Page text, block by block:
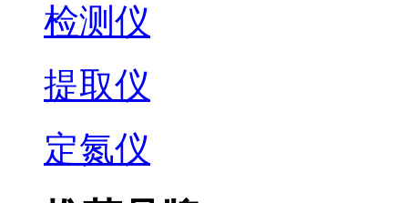
检测仪
提取仪
定氮仪